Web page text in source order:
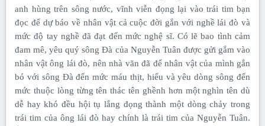
anh hùng trên sông nước, vĩnh viễn đọng lại vào trái tim bạn
đọc để dự báo về nhân vật cả cuộc đời gắn với nghề lái đò và
mức độ tay nghề đã đạt đến mức nghệ sĩ. Có lẽ bao tình cảm
đam mê, yêu quý sông Đà của Nguyễn Tuân được gửi gắm vào
nhân vật ông lái đò, nên nhà văn đã để nhân vật của mình gắn
bó với sông Đà đến mức máu thịt, hiểu và yêu dòng sông đến
mức thuộc lòng từng tên thác tên ghềnh hơn một nghìn tên dù
dễ hay khó đều hội tụ lắng đọng thành một dòng chảy trong
trái tim của ông lái đò hay chính là trái tim của Nguyễn Tuân.